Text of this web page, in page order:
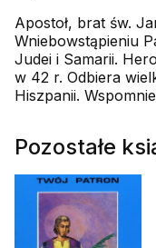
Apostoł, brat św.
Wniebowstąpieniu
Judei i Samarii.
w 42 r. Odbiera
Hiszpanii.
Pozostałe